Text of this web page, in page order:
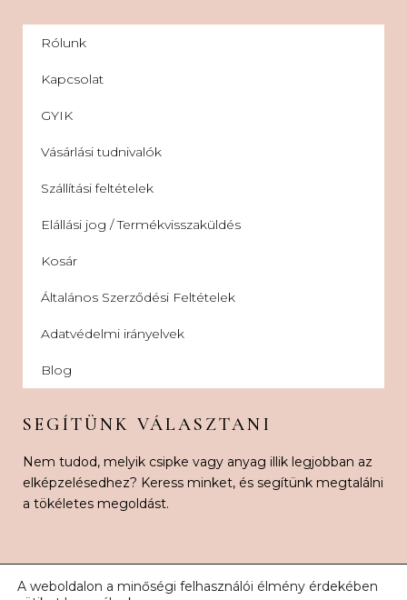
Rólunk
Kapcsolat
GYIK
Vásárlási tudnivalók
Szállítási feltételek
Elállási jog / Termékvisszaküldés
Kosár
Általános Szerződési Feltételek
Adatvédelmi irányelvek
Blog
SEGÍTÜNK VÁLASZTANI
Nem tudod, melyik csipke vagy anyag illik legjobban az
elképzelésedhez? Keress minket, és segítünk megtalálni
a tökéletes megoldást.
A weboldalon a minőségi felhasználói élmény érdekében